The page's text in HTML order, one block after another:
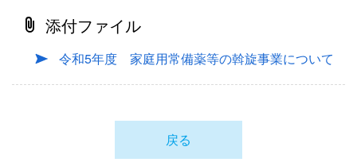
添付ファイル
令和5年度 家庭用常備薬等の斡旋事業について
戻る